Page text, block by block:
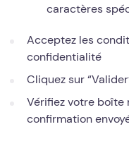
caractères
Acceptez les
confidentialité
Cliquez sur
Vérifiez votre boîte
confirmation